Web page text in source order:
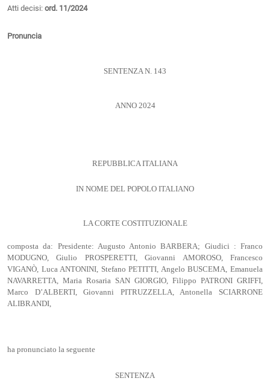
Atti decisi: ord. 11/2024
Pronuncia
SENTENZA N. 143
ANNO 2024
REPUBBLICA ITALIANA
IN NOME DEL POPOLO ITALIANO
LA CORTE COSTITUZIONALE
composta da: Presidente: Augusto Antonio BARBERA; Giudici : Franco
MODUGNO, Giulio PROSPERETTI, Giovanni AMOROSO, Francesco
VIGANÒ, Luca ANTONINI, Stefano PETITTI, Angelo BUSCEMA, Emanuela
NAVARRETTA, Maria Rosaria SAN GIORGIO, Filippo PATRONI GRIFFI,
Marco D’ALBERTI, Giovanni PITRUZZELLA, Antonella SCIARRONE
ALIBRANDI,
ha pronunciato la seguente
SENTENZA